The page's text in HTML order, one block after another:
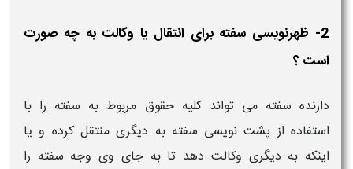
2- ظهرنویسی سفته برای انتقال یا وکالت به چه صورت
است ؟
دارنده سفته می تواند کلیه حقوق مربوط به سفته را با
استفاده از پشت نویسی سفته به دیگری منتقل کرده و یا
اینکه به دیگری وکالت دهد تا به جای وی وجه سفته را